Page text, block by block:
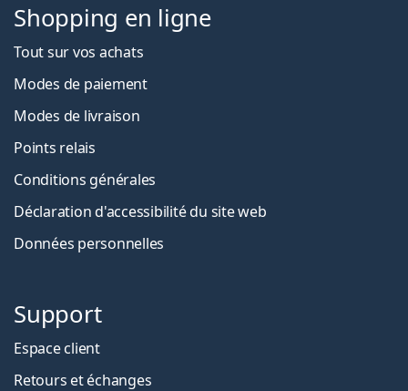
Shopping en ligne
Tout sur vos achats
Modes de paiement
Modes de livraison
Points relais
Conditions générales
Déclaration d'accessibilité du site web
Données personnelles
Support
Espace client
Retours et échanges